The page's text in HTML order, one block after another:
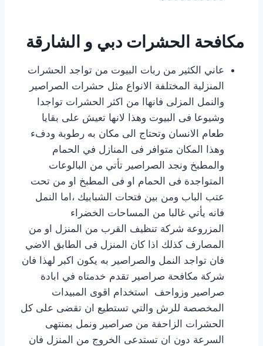
مكافحة الحشرات دبي و الشارقة
عاني الكثير من ربات البيوت من تواجد الحشرات
المنزلية المختلفة الانواع مثل حشرات الصراصير
والنمل المزلى فانهاا من اكثر الحشرات تواجدا
وشيوعا فى البيوت وهذا لانها تعيش على بقايا
طعام الانسان وتحتاج الى مكان به رطوبة ودفء
وهذا المكان متوافر فى المنازل في الحمام
والمطبخ ونجد الصراصير تأتي من البالوعات
المتواجدة فى الحمام او فى المطبخ او من تحت
عتب الباب ومن بين فتحات الشبابيك ،اما النمل
فانه يأتي غالبا من المساحات الخضراء
المزروعة شركة تنظيف القرب من المنزل او من
المصارف كذلك اذا كان المنزل فى الطابق الاضي
فان تواجد النمل والصراصير به يكون اكبر لهذا فان
شركة مكافحة صراصير تقدم خدمتاه في ابادة
صراصير وزواحف استخدام اقوى المبيدات
المخصصة للرش والتي تستطيع ان تقضى على كل
الحشرات الزاحفة من صراصير ونمل بمنتهى
السرعة دون ان تستدعى الخروج من المنزل فان